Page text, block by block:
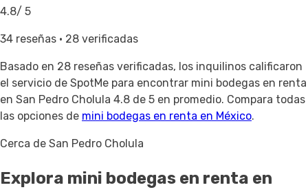
4.8/ 5
34 reseñas · 28 verificadas
Basado en 28 reseñas verificadas, los inquilinos calificaron
el servicio de SpotMe para encontrar mini bodegas en renta
en San Pedro Cholula 4.8 de 5 en promedio. Compara todas
las opciones de mini bodegas en renta en México.
Cerca de San Pedro Cholula
Explora mini bodegas en renta en